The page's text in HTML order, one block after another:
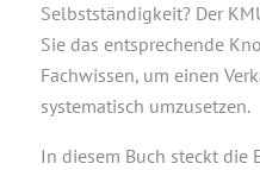
Selbstständigkeit? Der
Sie das entsprechende
Fachwissen, um einen
systematisch umzusetzen.
In diesem Buch steckt die